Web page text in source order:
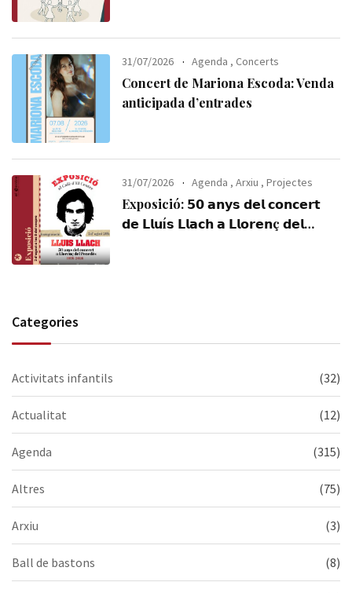
31/07/2026 Agenda , Concerts
Concert de Mariona Escoda: Venda
anticipada d’entrades
31/07/2026 Agenda ,Arxiu ,Projectes
Exposició: 𝟱𝟬 𝗮𝗻𝘆𝘀 𝗱𝗲𝗹 𝗰𝗼𝗻𝗰𝗲𝗿𝘁
𝗱𝗲 𝗟𝗹𝘂í𝘀 𝗟𝗹𝗮𝗰𝗵 𝗮 𝗟𝗹𝗼𝗿𝗲𝗻ç 𝗱𝗲𝗹
Categories
Activitats infantils (32)
Actualitat (12)
Agenda (315)
Altres (75)
Arxiu (3)
Ball de bastons (8)